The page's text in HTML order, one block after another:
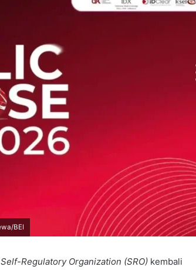
BEI
Self-Regulatory Organization (SRO) kembali